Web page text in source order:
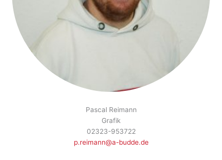
Pascal Reimann
Grafik
02323-953722
p.reimann@a-budde.de